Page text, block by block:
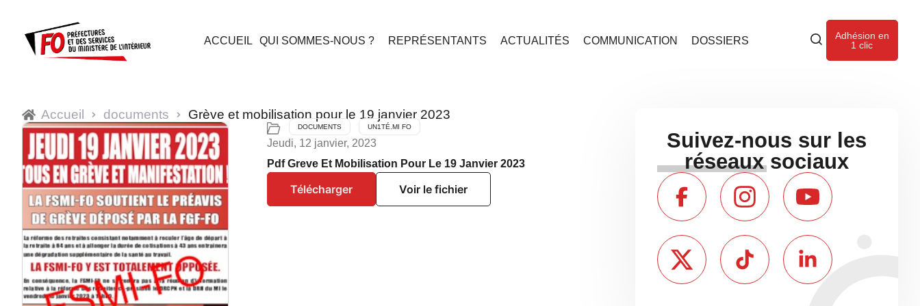
ACCUEIL QUI SOMMES-NOUS ? REPRÉSENTANTS ACTUALITÉS COMMUNICATION DOSSIERS
Adhésion en
1 clic
Accueil documents Grève et mobilisation pour le 19 janvier 2023
DOCUMENTS UN1TÉ.MI FO
Jeudi, 12 janvier, 2023
Pdf Greve Et Mobilisation Pour Le 19 Janvier 2023
Télécharger Voir le fichier
Suivez-nous sur les
réseaux sociaux